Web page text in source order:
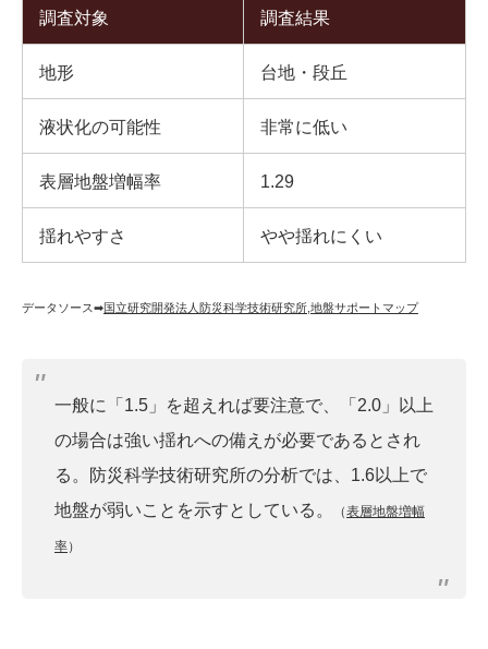
調査対象 調査結果
地形 台地・段丘
液状化の可能性 非常に低い
表層地盤増幅率 1.29
揺れやすさ やや揺れにくい
データソース➡︎国立研究開発法人防災科学技術研究所 地盤サポートマップ
一般に「1.5」を超えれば要注意で、「2.0」以上
の場合は強い揺れへの備えが必要であるとされ
る。防災科学技術研究所の分析では、1.6以上で
地盤が弱いことを示すとしている。
（表層地盤増幅
率）